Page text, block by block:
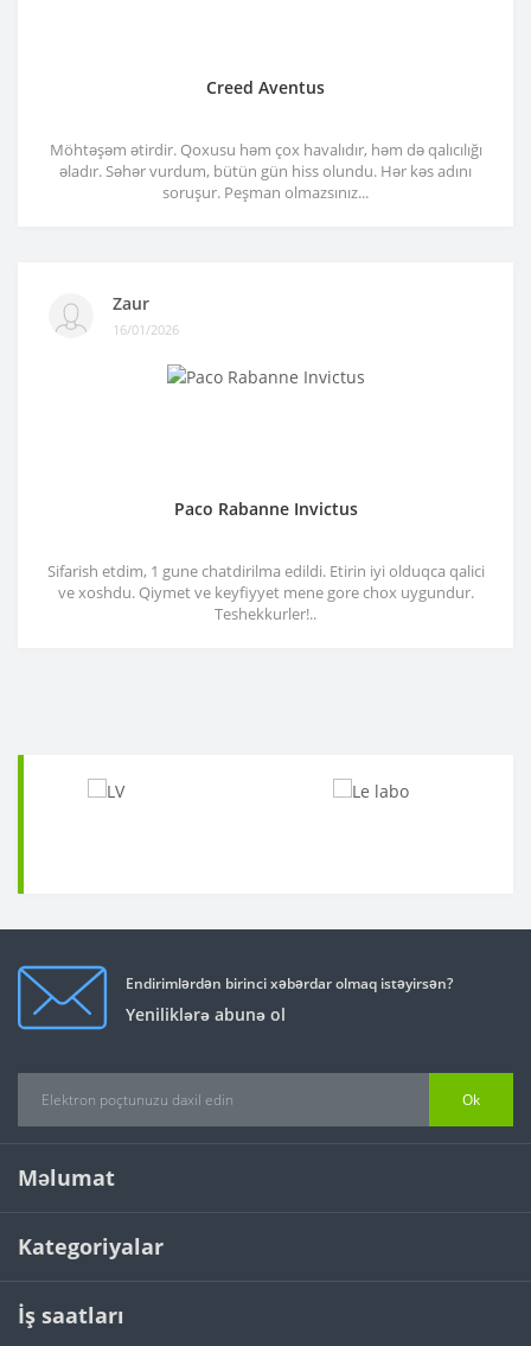
Creed Aventus
Möhtəşəm ətirdir. Qoxusu həm çox havalıdır, həm də qalıcılığı
əladır. Səhər vurdum, bütün gün hiss olundu. Hər kəs adını
soruşur. Peşman olmazsınız...
Zaur
16/01/2026
Paco Rabanne Invictus
Sifarish etdim, 1 gune chatdirilma edildi. Etirin iyi olduqca qalici
ve xoshdu. Qiymet ve keyfiyyet mene gore chox uygundur.
Teshekkurler!..
Endirimlərdən birinci xəbərdar olmaq istəyirsən?
Yeniliklərə abunə ol
Ok
Məlumat
Kategoriyalar
İş saatları